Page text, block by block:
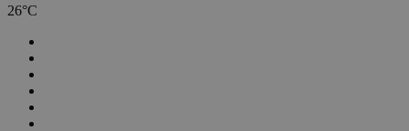
26°C